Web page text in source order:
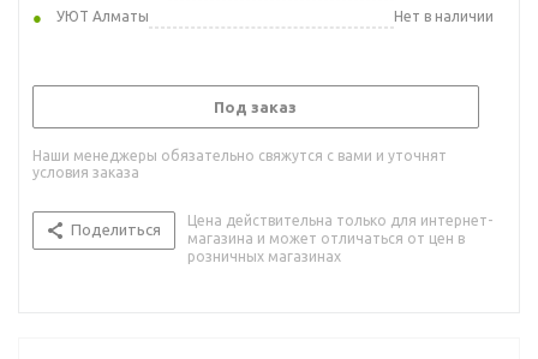
УЮТ Алматы
Нет в наличии
Под заказ
Наши менеджеры обязательно свяжутся с вами и уточнят
условия заказа
Поделиться
Цена действительна только для интернет-
магазина и может отличаться от цен в
розничных магазинах